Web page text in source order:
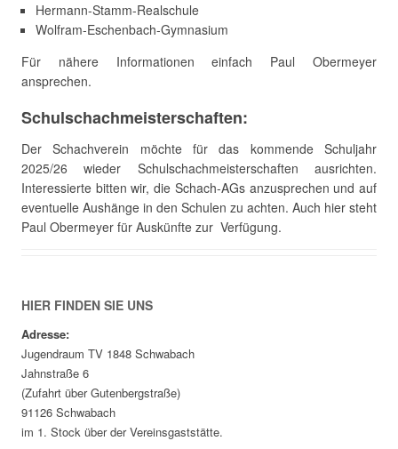
Hermann-Stamm-Realschule
Wolfram-Eschenbach-Gymnasium
Für nähere Informationen einfach Paul Obermeyer
ansprechen.
Schulschachmeisterschaften:
Der Schachverein möchte für das kommende Schuljahr
2025/26 wieder Schulschachmeisterschaften ausrichten.
Interessierte bitten wir, die Schach-AGs anzusprechen und auf
eventuelle Aushänge in den Schulen zu achten. Auch hier steht
Paul Obermeyer für Auskünfte zur Verfügung.
HIER FINDEN SIE UNS
Adresse:
Jugendraum TV 1848 Schwabach
Jahnstraße 6
(Zufahrt über Gutenbergstraße)
91126 Schwabach
im 1. Stock über der Vereinsgaststätte.